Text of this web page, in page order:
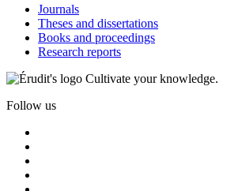
Journals
Theses and dissertations
Books and proceedings
Research reports
Cultivate your knowledge.
Follow us